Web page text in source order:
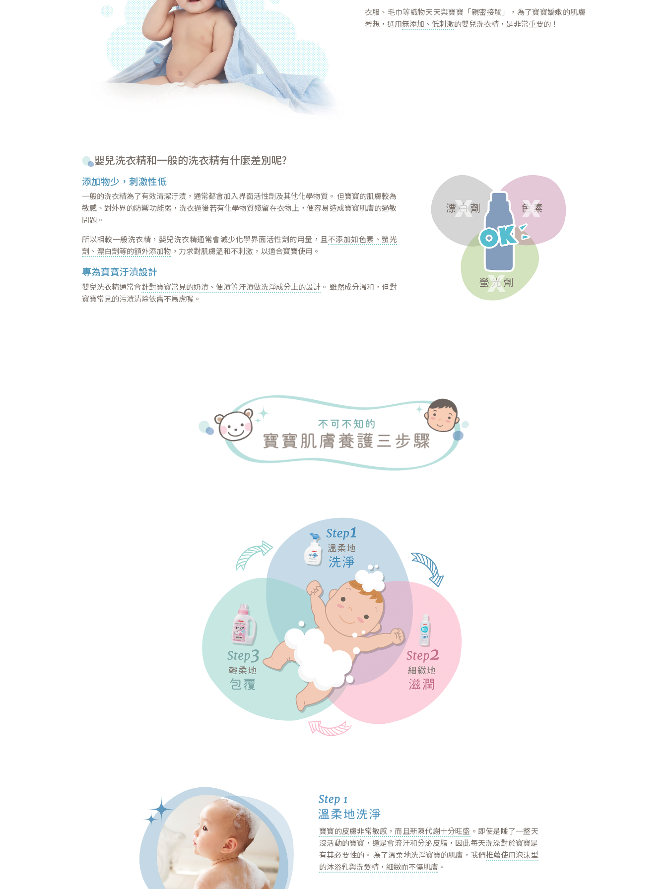
衣服、毛巾等織物天天與寶寶「親密接觸」，為了寶寶嬌嫩的肌膚
著想，選用無添加、低刺激的嬰兒洗衣精，是非常重要的！
嬰兒洗衣精和一般的洗衣精有什麼差別呢?
添加物少，刺激性低
一般的洗衣精為了有效清潔汙漬，通常都會加入界面活性劑及其他化學物質。 但寶寶的肌膚較為
敏感、對外界的防禦功能弱，洗衣過後若有化學物質殘留在衣物上，便容易造成寶寶肌膚的過敏
問題。
所以相較一般洗衣精，嬰兒洗衣精通常會減少化學界面活性劑的用量，且不添加如色素、螢光
劑、漂白劑等的額外添加物 ，力求對肌膚溫和不刺激，以適合寶寶使用。
專為寶寶汙漬設計
嬰兒洗衣精通常會針對寶寶常見的奶漬、便漬等汙漬做洗淨成分上的設計 。 雖然成分溫和，但對
寶寶常見的污漬清除依舊不馬虎喔。
寶寶的皮膚非常敏感，而且新陳代謝十分旺盛 。即使是睡了一整天
沒活動的寶寶，還是會流汗和分泌皮脂，因此每天洗澡對於寶寶是
有其必要性的。 為了溫柔地洗淨寶寶的肌膚，我們推薦使用泡沫型
的沐浴乳與洗髮精，細緻而不傷肌膚 。